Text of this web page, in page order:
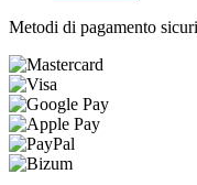
Metodi di pagamento sicuri